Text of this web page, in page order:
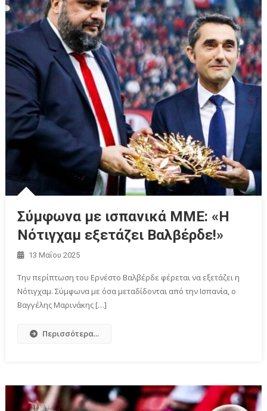
Σύμφωνα με ισπανικά ΜΜΕ: «Η
Νότιγχαμ εξετάζει Βαλβέρδε!»
13 Μαΐου 2025
Την περίπτωση του Ερνέστο Βαλβέρδε φέρεται να εξετάζει η
Νότιγχαμ. Σύμφωνα με όσα μεταδίδονται από την Ισπανία, ο
Βαγγέλης Μαρινάκης […]
Περισσότερα...